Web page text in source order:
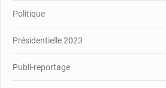
Politique
Présidentielle 2023
Publi-reportage